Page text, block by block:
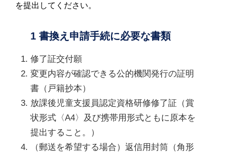
を提出してください。
1 書換え申請手続に必要な書類
修了証交付願
変更内容が確認できる公的機関発行の証明
書（戸籍抄本）
放課後児童支援員認定資格研修修了証（賞
状形式〈A4〉及び携帯用形式ともに原本を
提出すること。）
（郵送を希望する場合）返信用封筒（角形